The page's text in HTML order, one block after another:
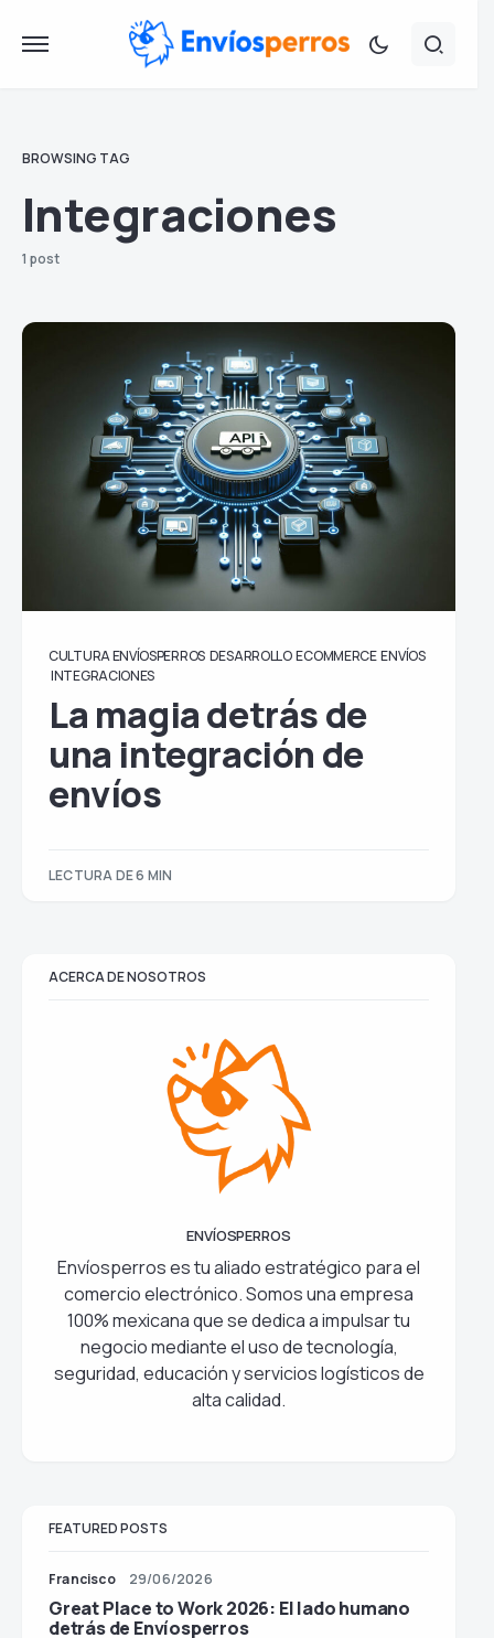
BROWSING TAG
Integraciones
1 post
CULTURA ENVÍOSPERROS DESARROLLO ECOMMERCE ENVÍOS
INTEGRACIONES
La magia detrás de
una integración de
envíos
LECTURA DE 6 MIN
ACERCA DE NOSOTROS
ENVÍOSPERROS
Envíosperros es tu aliado estratégico para el
comercio electrónico. Somos una empresa
100% mexicana que se dedica a impulsar tu
negocio mediante el uso de tecnología,
seguridad, educación y servicios logísticos de
alta calidad.
FEATURED POSTS
Francisco 29/06/2026
Great Place to Work 2026: El lado humano
detrás de Envíosperros